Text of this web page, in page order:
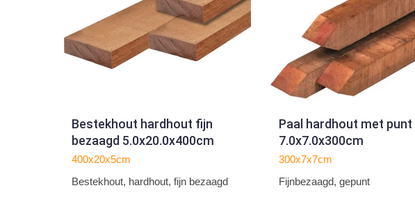
Bestekhout hardhout fijn
bezaagd 5.0x20.0x400cm
400x20x5cm
Bestekhout, hardhout, fijn bezaagd
Paal hardhout met punt
7.0x7.0x300cm
300x7x7cm
Fijnbezaagd, gepunt